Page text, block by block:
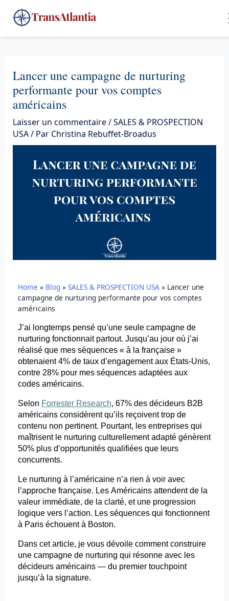
au
contenu
Lancer une campagne de nurturing
performante pour vos comptes
américains
Laisser un commentaire/SALES & PROSPECTION
USA/ Par Christina Rebuffet-Broadus
Home » Blog» SALES & PROSPECTION USA» Lancer une
campagne de nurturing performante pour vos comptes
américains
J’ai longtemps pensé qu’une seule campagne de
nurturing fonctionnait partout. Jusqu’au jour où j’ai
réalisé que mes séquences « à la française »
obtenaient 4% de taux d’engagement aux États-Unis,
contre 28% pour mes séquences adaptées aux
codes américains.
Selon Forrester Research, 67% des décideurs B2B
américains considèrent qu’ils reçoivent trop de
contenu non pertinent. Pourtant, les entreprises qui
maîtrisent le nurturing culturellement adapté génèrent
50% plus d’opportunités qualifiées que leurs
concurrents.
Le nurturing à l’américaine n’a rien à voir avec
l’approche française. Les Américains attendent de la
valeur immédiate, de la clarté, et une progression
logique vers l’action. Les séquences qui fonctionnent
à Paris échouent à Boston.
Dans cet article, je vous dévoile comment construire
une campagne de nurturing qui résonne avec les
décideurs américains — du premier touchpoint
jusqu’à la signature.